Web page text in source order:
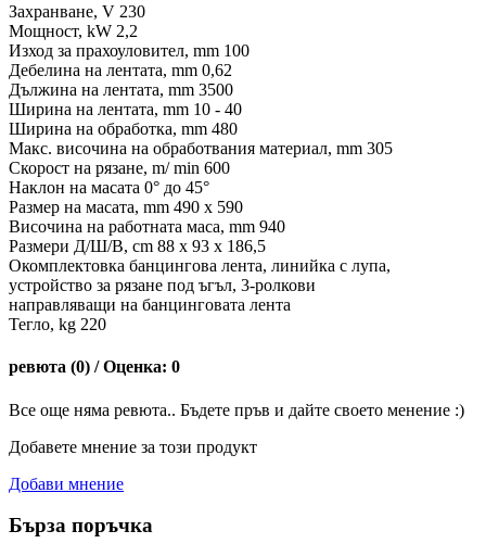
Захранване, V 230
Мощност, kW 2,2
Изход за прахоуловител, mm 100
Дебелина на лентата, mm 0,62
Дължина на лентата, mm 3500
Ширина на лентата, mm 10 - 40
Ширина на обработка, mm 480
Макс. височина на обработвания материал, mm 305
Скорост на рязане, m/ min 600
Наклон на масата 0° до 45°
Размер на масата, mm 490 х 590
Височина на работната маса, mm 940
Размери Д/Ш/В, cm 88 x 93 x 186,5
Окомплектовка банцингова лента, линийка с лупа,
устройство за рязане под ъгъл, 3-ролкови
направляващи на банцинговата лента
Тегло, kg 220
ревюта (0) / Оценка: 0
Все още няма ревюта.. Бъдете пръв и дайте своето менение :)
Добавете мнение за този продукт
Добави мнение
Бърза поръчка